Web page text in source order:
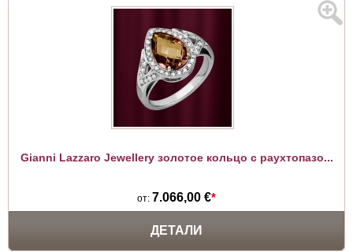
Gianni Lazzaro Jewellery золотое кольцо с раухтопазо...
от: 7.066,00 €*
ДЕТАЛИ